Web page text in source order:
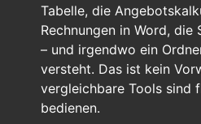
Tabelle, die
Rechnungen in Word,
– und irgendwo ein
versteht. Das ist kein
vergleichbare Tools sind
bedienen.